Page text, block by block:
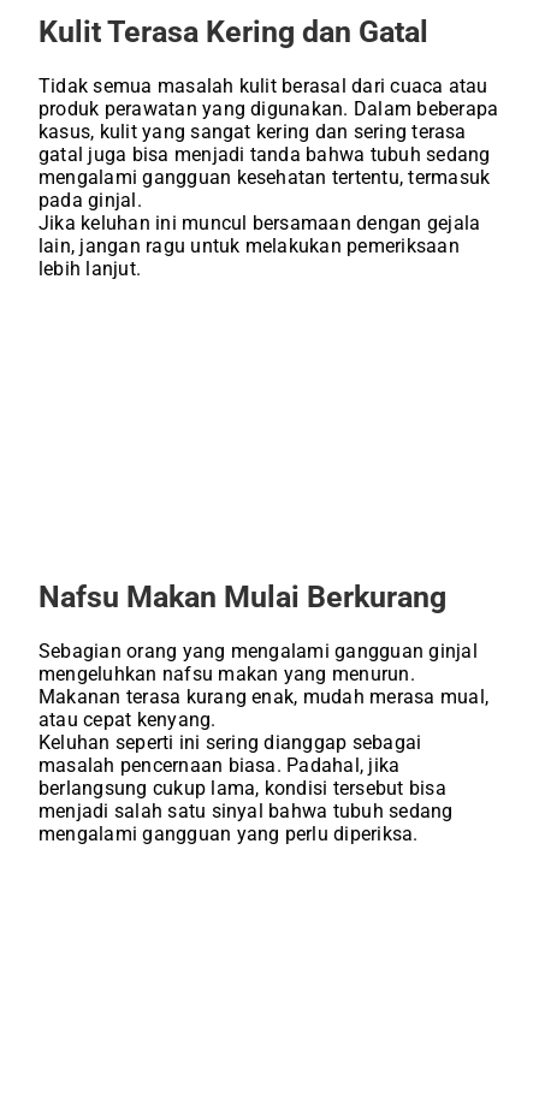
Kulit Terasa Kering dan Gatal
Tidak semua masalah kulit berasal dari cuaca atau
produk perawatan yang digunakan. Dalam beberapa
kasus, kulit yang sangat kering dan sering terasa
gatal juga bisa menjadi tanda bahwa tubuh sedang
mengalami gangguan kesehatan tertentu, termasuk
pada ginjal.
Jika keluhan ini muncul bersamaan dengan gejala
lain, jangan ragu untuk melakukan pemeriksaan
lebih lanjut.
Nafsu Makan Mulai Berkurang
Sebagian orang yang mengalami gangguan ginjal
mengeluhkan nafsu makan yang menurun.
Makanan terasa kurang enak, mudah merasa mual,
atau cepat kenyang.
Keluhan seperti ini sering dianggap sebagai
masalah pencernaan biasa. Padahal, jika
berlangsung cukup lama, kondisi tersebut bisa
menjadi salah satu sinyal bahwa tubuh sedang
mengalami gangguan yang perlu diperiksa.